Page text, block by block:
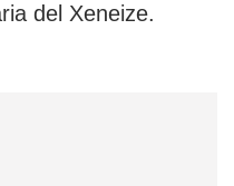
del Xeneize.